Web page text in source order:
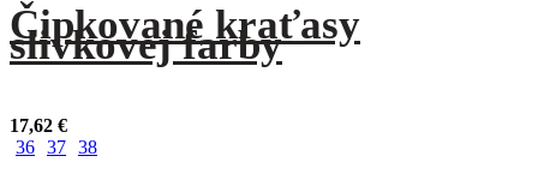
Čipkované kraťasy
slivkovej farby
17,62 €
36 37 38